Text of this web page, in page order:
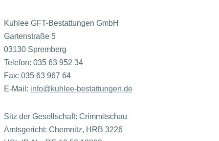
Kuhlee GFT-Bestattungen GmbH
Gartenstraße 5
03130 Spremberg
Telefon: 035 63 952 34
Fax: 035 63 967 64
E-Mail: info@kuhlee-bestattungen.de
Sitz der Gesellschaft: Crimmitschau
Amtsgericht: Chemnitz, HRB 3226